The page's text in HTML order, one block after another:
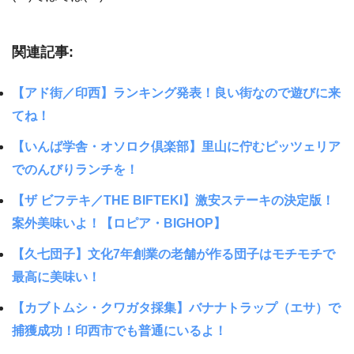
関連記事:
【アド街／印西】ランキング発表！良い街なので遊びに来
てね！
【いんば学舎・オソロク倶楽部】里山に佇むピッツェリア
でのんびりランチを！
【ザ ビフテキ／THE BIFTEKI】激安ステーキの決定版！
案外美味いよ！【ロピア・BIGHOP】
【久七団子】文化7年創業の老舗が作る団子はモチモチで
最高に美味い！
【カブトムシ・クワガタ採集】バナナトラップ（エサ）で
捕獲成功！印西市でも普通にいるよ！